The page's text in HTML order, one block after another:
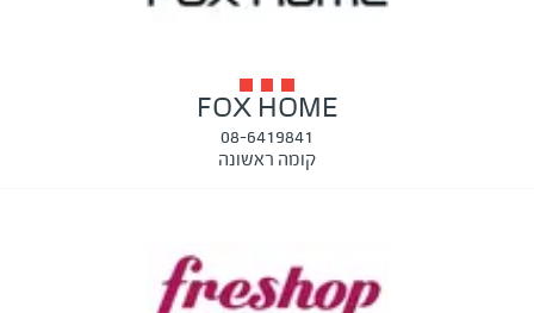
FOX HOME
08-6419841
קומה ראשונה